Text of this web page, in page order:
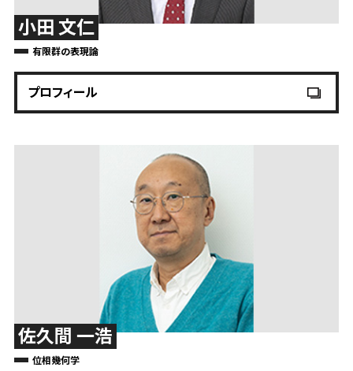
小田 文仁
有限群の表現論
プロフィール
佐久間 一浩
位相幾何学